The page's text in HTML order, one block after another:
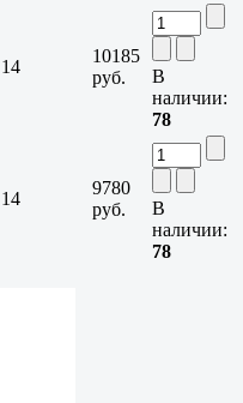
14
10185
руб.
В
наличии:
78
14
9780
руб.
В
наличии:
78